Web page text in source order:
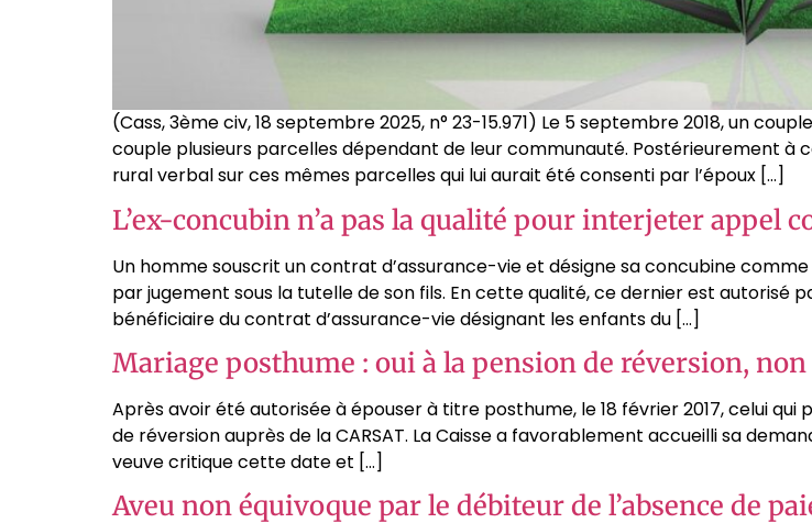
(Cass, 3ème civ, 18 septembre 2025, n° 23-15.971) Le 5 septembre 2018, un
couple plusieurs parcelles dépendant de leur communauté. Postérieurement à
rural verbal sur ces mêmes parcelles qui lui aurait été consenti par l’époux […]
L’ex-concubin n’a pas la qualité pour interjeter appel
Un homme souscrit un contrat d’assurance-vie et désigne sa concubine
par jugement sous la tutelle de son fils. En cette qualité, ce dernier est autorisé
bénéficiaire du contrat d’assurance-vie désignant les enfants du […]
Mariage posthume : oui à la pension de réversion,
Après avoir été autorisée à épouser à titre posthume, le 18 février 2017, celui
de réversion auprès de la CARSAT. La Caisse a favorablement accueilli sa
veuve critique cette date et […]
Aveu non équivoque par le débiteur de l’absence de